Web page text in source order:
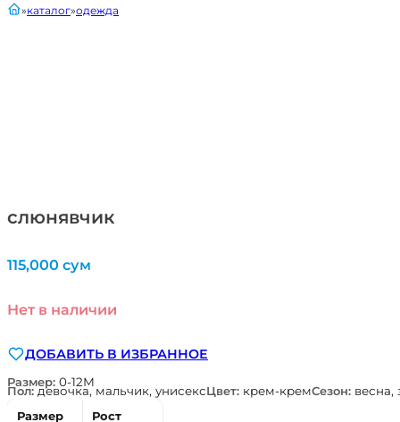
слюнявчик
главнаякаталог одежда
115,000 сум
Нет в наличии
ДОБАВИТЬ В ИЗБРАННОЕ
Размер: 0-12М
Пол:девочка, мальчик, унисексЦвет: крем-кремСезон: весна,
Размер
Рост